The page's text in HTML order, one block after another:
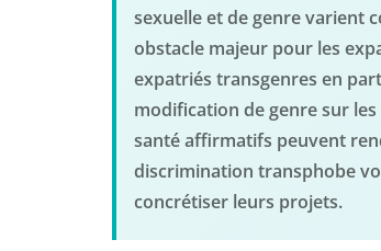
sexuelle et de genre varient
obstacle majeur pour les
expatriés transgenres en
modification de genre sur
santé affirmatifs peuvent
discrimination transphobe
concrétiser leurs projets.